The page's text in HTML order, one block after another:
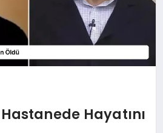
Hastanede Hayatını